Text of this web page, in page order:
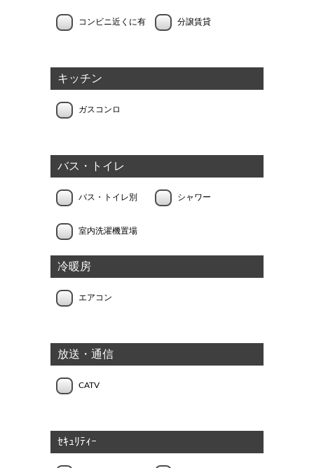
コンビニ近くに有 分譲賃貸
キッチン
ガスコンロ
バス・トイレ
バス・トイレ別 シャワー
室内洗濯機置場
冷暖房
エアコン
放送・通信
CATV
ｾｷｭﾘﾃｨｰ